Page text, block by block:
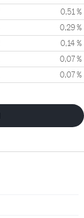
0,51 %
0,29 %
0,14 %
0,07 %
0,07 %